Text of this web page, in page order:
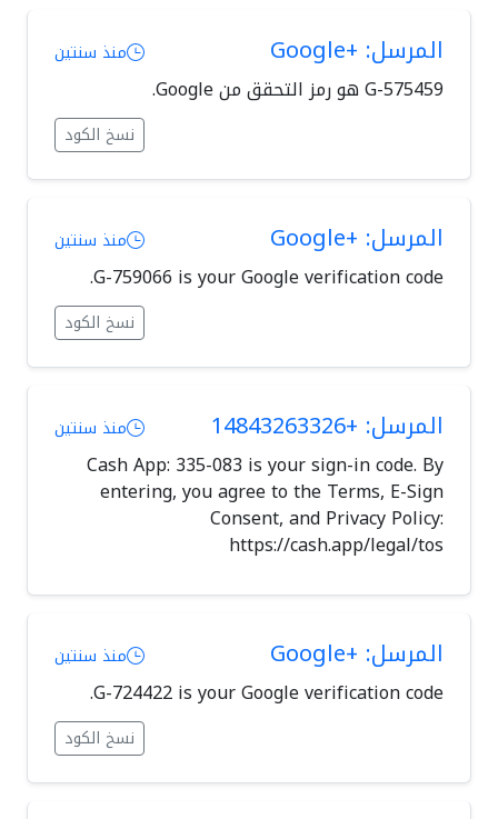
المرسل: +Google منذ سنتين
نسخ الكود
المرسل: +Google منذ سنتين
G-759066 is your Google verification code.
نسخ الكود
المرسل: +14843263326 منذ سنتين
Cash App: 335-083 is your sign-in code. By
entering, you agree to the Terms, E-Sign
Consent, and Privacy Policy:
https://cash.app/legal/tos
المرسل: +Google منذ سنتين
G-724422 is your Google verification code.
نسخ الكود